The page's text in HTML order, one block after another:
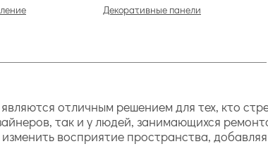
Декоративные панели
отличным решением для тех, кто
так и у людей, занимающихся
восприятие пространства,